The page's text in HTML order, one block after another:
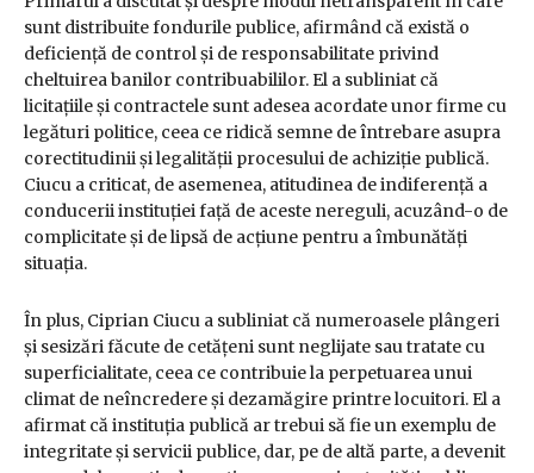
sunt distribuite fondurile publice, afirmând că există o
deficiență de control și de responsabilitate privind
cheltuirea banilor contribuabililor. El a subliniat că
licitațiile și contractele sunt adesea acordate unor firme cu
legături politice, ceea ce ridică semne de întrebare asupra
corectitudinii și legalității procesului de achiziție publică.
Ciucu a criticat, de asemenea, atitudinea de indiferență a
conducerii instituției față de aceste nereguli, acuzând-o de
complicitate și de lipsă de acțiune pentru a îmbunătăți
situația.
În plus, Ciprian Ciucu a subliniat că numeroasele plângeri
și sesizări făcute de cetățeni sunt neglijate sau tratate cu
superficialitate, ceea ce contribuie la perpetuarea unui
climat de neîncredere și dezamăgire printre locuitori. El a
afirmat că instituția publică ar trebui să fie un exemplu de
integritate și servicii publice, dar, pe de altă parte, a devenit